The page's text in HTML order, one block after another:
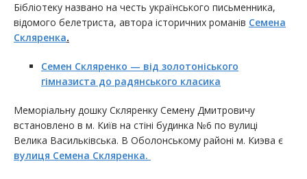
Бібліотеку названо на честь українського письменника,
відомого белетриста, автора історичних романів Семена
Скляренка.
Семен Скляренко — від золотоніського
гімназиста до радянського класика
Меморіальну дошку Скляренку Семену Дмитровичу
встановлено в м. Київ на стіні будинка №6 по вулиці
Велика Васильківська. В Оболонському районі м. Киэва є
вулиця Семена Скляренка.